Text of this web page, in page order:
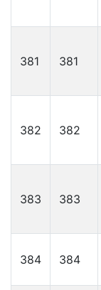
381 381
382 382
383 383
384 384